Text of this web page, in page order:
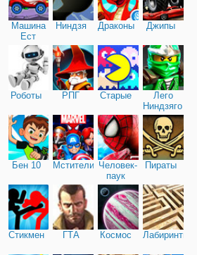
Машина
Ест
Машину
Ниндзя Драконы Джипы
Роботы РПГ Старые
Лего
Ниндзяго
Бен 10 Мстители Человек-
паук
Пираты
Стикмен ГТА Космос Лабиринты